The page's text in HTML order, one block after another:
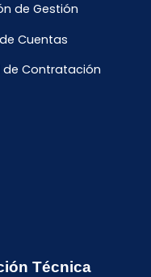
de Gestión
Cuentas
de Contratación
Técnica